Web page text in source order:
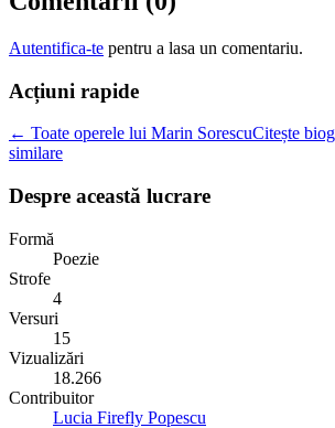
Autentifica-te pentru a lasa un comentariu.
Acțiuni rapide
← Toate operele lui Marin SorescuCitește
similare
Despre această lucrare
Formă
Poezie
Strofe
4
Versuri
15
Vizualizări
18.266
Contribuitor
Lucia Firefly Popescu